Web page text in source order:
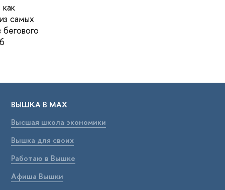
самых
ВЫШКА В МАХ
Высшая школа экономики
Вышка для своих
Работаю в Вышке
Афиша Вышки